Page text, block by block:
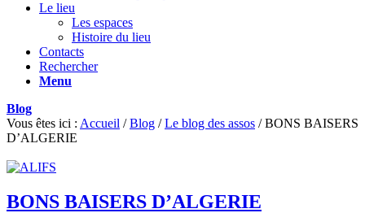
Le lieu
Les espaces
Histoire du lieu
Contacts
Rechercher
Menu
Blog
Vous êtes ici : Accueil / Blog / Le blog des assos / BONS BAISERS
D’ALGERIE
BONS BAISERS D’ALGERIE